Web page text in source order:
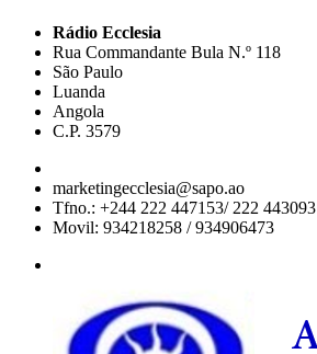
Rádio Ecclesia
Rua Commandante Bula N.º 118
São Paulo
Luanda
Angola
C.P. 3579
marketingecclesia@sapo.ao
Tfno.: +244 222 447153/ 222 443093
Movil: 934218258 / 934906473